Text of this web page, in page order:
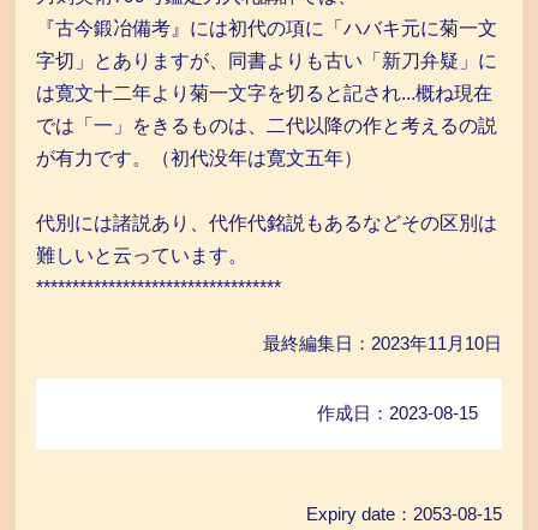
『古今鍛冶備考』には初代の項に「ハバキ元に菊一文
字切」とありますが、同書よりも古い「新刀弁疑」に
は寛文十二年より菊一文字を切ると記され...概ね現在
では「一」をきるものは、二代以降の作と考えるの説
が有力です。（初代没年は寛文五年）
代別には諸説あり、代作代銘説もあるなどその区別は
難しいと云っています。
**********************************
最終編集日：2023年11月10日
作成日：2023-08-15
Expiry date：2053-08-15